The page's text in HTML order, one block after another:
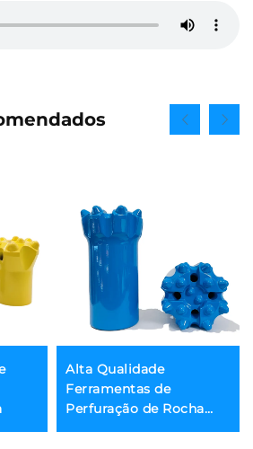
Alta Qualidade
Ferramentas de
Perfuração de Rocha
R25 R32 R38 T38 T45 T51